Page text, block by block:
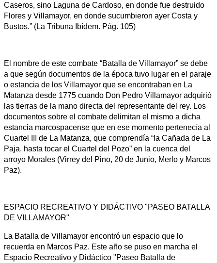
Caseros, sino Laguna de Cardoso, en donde fue destruido
Flores y Villamayor, en donde sucumbieron ayer Costa y
Bustos.” (La Tribuna Ibídem. Pág. 105)
El nombre de este combate “Batalla de Villamayor” se debe
a que según documentos de la época tuvo lugar en el paraje
o estancia de los Villamayor que se encontraban en La
Matanza desde 1775 cuando Don Pedro Villamayor adquirió
las tierras de la mano directa del representante del rey. Los
documentos sobre el combate delimitan el mismo a dicha
estancia marcospacense que en ese momento pertenecía al
Cuartel III de La Matanza, que comprendía “la Cañada de La
Paja, hasta tocar el Cuartel del Pozo” en la cuenca del
arroyo Morales (Virrey del Pino, 20 de Junio, Merlo y Marcos
Paz).
ESPACIO RECREATIVO Y DIDÁCTIVO "PASEO BATALLA
DE VILLAMAYOR"
La Batalla de Villamayor encontró un espacio que lo
recuerda en Marcos Paz. Este año se puso en marcha el
Espacio Recreativo y Didáctico "Paseo Batalla de